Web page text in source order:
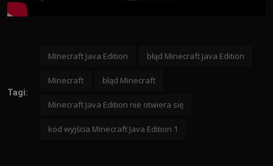
Tagi:
Minecraft Java Edition błąd Minecraft Java Edition
Minecraft błąd Minecraft
Minecraft Java Edition nie otwiera się
kod wyjścia Minecraft Java Edition 1